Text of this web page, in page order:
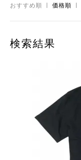
おすすめ順 | 価格順
検索結果